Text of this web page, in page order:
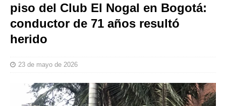
piso del Club El Nogal en Bogotá:
conductor de 71 años resultó
herido
23 de mayo de 2026